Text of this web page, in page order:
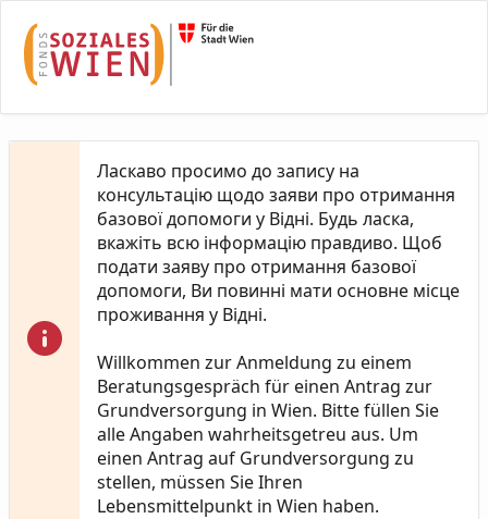
Ласкаво просимо до запису на
консультацію щодо заяви про отримання
базової допомоги у Відні. Будь ласка,
вкажіть всю інформацію правдиво. Щоб
подати заяву про отримання базової
допомоги, Ви повинні мати основне місце
проживання у Відні.
Willkommen zur Anmeldung zu einem
Beratungsgespräch für einen Antrag zur
Grundversorgung in Wien. Bitte füllen Sie
alle Angaben wahrheitsgetreu aus. Um
einen Antrag auf Grundversorgung zu
stellen, müssen Sie Ihren
Lebensmittelpunkt in Wien haben.